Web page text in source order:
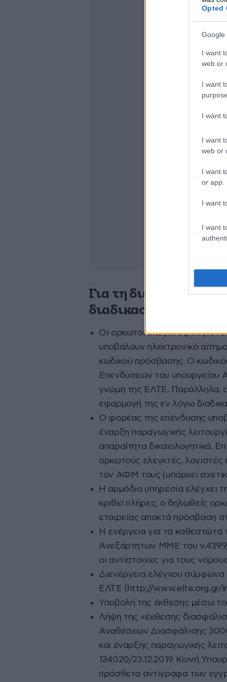
Opted
Google
I want
web or
I want
I want
I want
web or
I want
or app.
I want
I want
Για τη διενέργεια
διαδικασία
Οι ορκωτοίελεγκτές,
υποβάλουν ηλεκτρονικό
κωδικού πρόσβασης. Ο
Επενδύσεων του υπουργείου
γνώμη της ΕΛΤΕ. Παράλληλα,
εφαρμογή της εν λόγω
Ο φορέας της επένδυσης
έναρξη παραγωγικής
απαραίτητα δικαιολογητικά.
ορκωτούς ελεγκτές,
τον ΑΦΜ τους (υπάρχει
Η αρμόδια υπηρεσία ελέγχει
κριθεί πλήρες, ο δηλωθείς
εταιρείας αποκτά πρόσβαση
Η ενέργεια για τα καθεστώτα
Ανεξάρτητων ΜΜΕ του ν.4399/
οι αντίστοιχες για τους
Διενέργεια ελέγχου
ΕΛΤΕ (http://www.elte.org.gr/
Υποβολή της έκθεσης μέσω
Λήψη της «έκθεσης
Αναθέσεων Διασφάλισης
και έναρξης παραγωγικής
134020/23.12.2019 Κοινή
πρόσθετα αντίγραφα των